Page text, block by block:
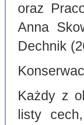
oraz
Anna
Dechnik
Każdy z
listy